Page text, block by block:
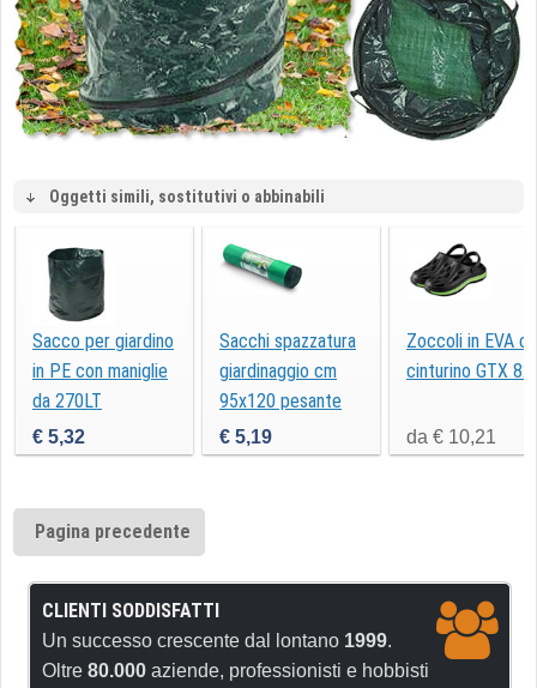
Oggetti simili, sostitutivi o abbinabili
Sacco per giardino
in PE con maniglie
da 270LT
€ 5,32
Sacchi spazzatura
giardinaggio cm
95x120 pesante
verde 8pz
€ 5,19
Zoccoli in EVA
cinturino GTX 82
da € 10,21
Pagina precedente
CLIENTI SODDISFATTI
Un successo crescente dal lontano 1999.
Oltre 80.000 aziende, professionisti e hobbisti